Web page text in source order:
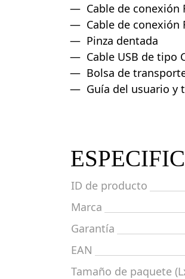
Cable de conexión
Cable de conexión
Pinza dentada
Cable USB de tipo
Bolsa de
Guía del usuario y
ID de producto
Marca
Garantía
EAN
Tamaño de paquete